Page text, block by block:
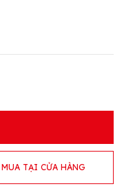
MUA TẠI CỬA HÀNG